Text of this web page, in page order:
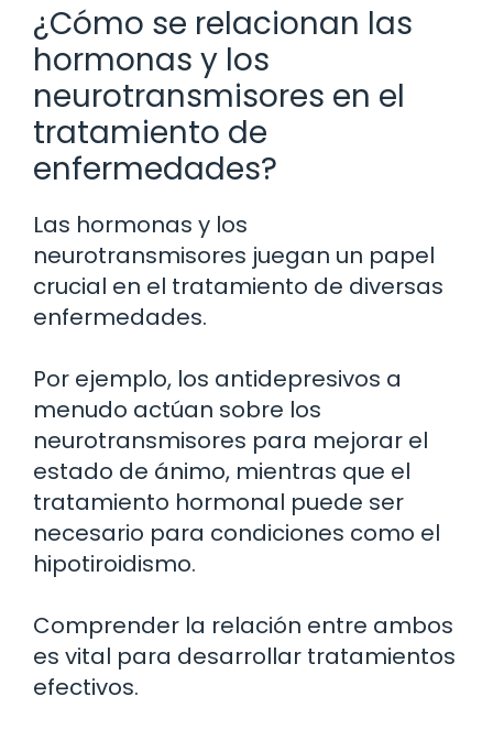
¿Cómo se relacionan las
hormonas y los
neurotransmisores en el
tratamiento de
enfermedades?
Las hormonas y los
neurotransmisores juegan un papel
crucial en el tratamiento de diversas
enfermedades.
Por ejemplo, los antidepresivos a
menudo actúan sobre los
neurotransmisores para mejorar el
estado de ánimo, mientras que el
tratamiento hormonal puede ser
necesario para condiciones como el
hipotiroidismo.
Comprender la relación entre ambos
es vital para desarrollar tratamientos
efectivos.